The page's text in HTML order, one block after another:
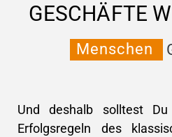
GESCHÄFTE
M ensc hen
Und deshalb solltest
Erfolgsregeln des